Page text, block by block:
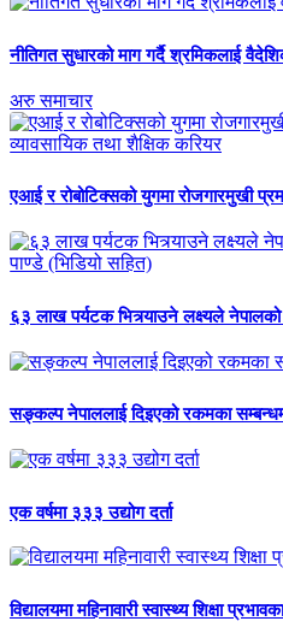
नीतिगत सुधारको माग गर्दै श्रमिकलाई
अरु समाचार
एआई र रोबोटिक्सको युगमा रोजगारमुखी
६३ लाख पर्यटक भित्र्याउने लक्ष्यले
सङ्कल्प नेपाललाई दिइएको रकमका
एक वर्षमा ३३३ उद्योग दर्ता
विद्यालयमा महिनावारी स्वास्थ्य शिक्षा